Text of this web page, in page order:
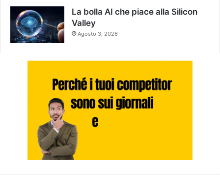
La bolla AI che piace alla Silicon
Valley
Agosto 3, 2026